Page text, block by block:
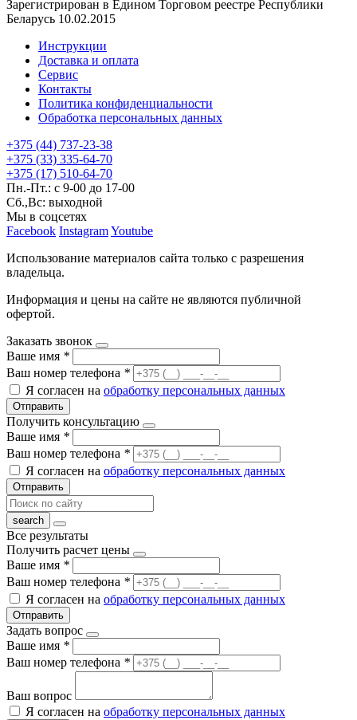
Зарегистрирован в Едином Торговом реестре Республики
Беларусь 10.02.2015
Инструкции
Доставка и оплата
Сервис
Контакты
Политика конфиденциальности
Обработка персональных данных
+375 (44) 737-23-38
+375 (33) 335-64-70
+375 (17) 510-64-70
Пн.-Пт.: с 9-00 до 17-00
Сб.,Вс: выходной
Мы в соцсетях
Facebook InstagramYoutube
Использование материалов сайта только с разрешения
владельца.
Информация и цены на сайте не являются публичной
офертой.
Заказать звонок
Ваше имя *
Ваш номер телефона *
Я согласен на обработку персональных данных
Отправить
Получить консультацию
Ваше имя *
Ваш номер телефона *
Я согласен на обработку персональных данных
Отправить
Все результаты
Получить расчет цены
Ваше имя *
Ваш номер телефона *
Я согласен на обработку персональных данных
Отправить
Задать вопрос
Ваше имя *
Ваш номер телефона *
Ваш вопрос
Я согласен на обработку персональных данных